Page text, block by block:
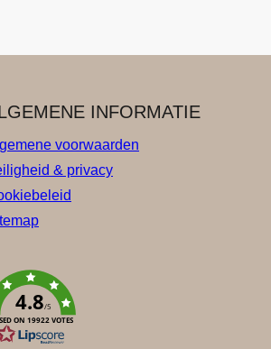
INFORMATIE
voorwaarden
& privacy
4.8/5
ON 19922 VOTES